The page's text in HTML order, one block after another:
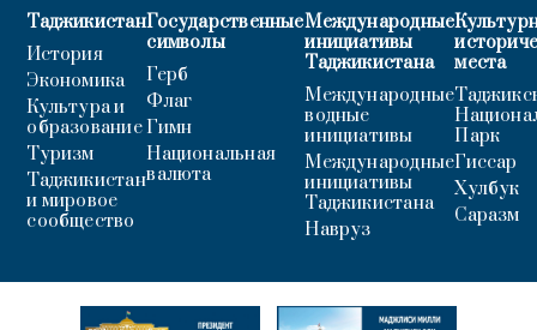
Таджикистан
История
Экономика
Культура и
образование
Туризм
Таджикистан
и мировое
сообщество
Государственные
символы
Герб
Флаг
Гимн
Национальная
валюта
Международные
инициативы
Таджикистана
Международные
водные
инициативы
Международные
инициативы
Таджикистана
Навруз
места
Парк
Гиссар
Хулбук
Саразм